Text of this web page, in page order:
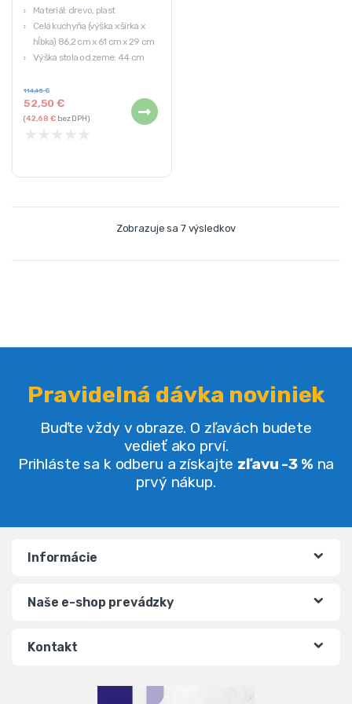
Materiál: drevo, plast
Celá kuchyňa (výška x šírka x
hĺbka) 86,2 cm x 61 cm x 29 cm
Výška stola od zeme: 44 cm
10,5 cm
Rúra: 29 cm x 30 cm x 44 cm
52,50€
114,45€
(42,68€bez DPH)
★ ★ ★ ★ ★
Zobrazuje sa 7 výsledkov
Pravidelná dávka noviniek
Buďte vždy v obraze. O zľavách budete
vedieť ako prví.
Prihláste sa k odberu a získajte zľavu -3 % na
prvý nákup.
Informácie
Naše e-shop prevádzky
Kontakt